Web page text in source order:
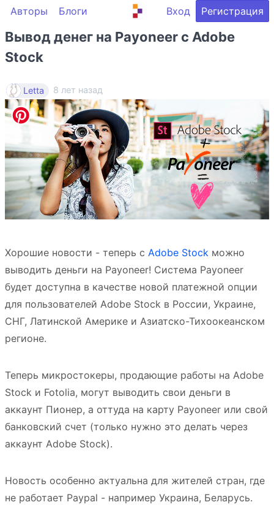
Авторы Блоги Вход Регистрация
Вывод денег на Payoneer c Adobe
Stock
Letta 8 лет назад
Хорошие новости - теперь с Adobe Stock можно
выводить деньги на Payoneer! Система Payoneer
будет доступна в качестве новой платежной опции
для пользователей Adobe Stock в России, Украине,
CНГ, Латинской Америке и Азиатско-Тихоокеанском
регионе.
Теперь микростокеры, продающие работы на Adobe
Stock и Fotolia, могут выводить свои деньги в
аккаунт Пионер, а оттуда на карту Payoneer или свой
банковский счет (только нужно это делать через
аккаунт Adobe Stock).
Новость особенно актуальна для жителей стран, где
не работает Paypal - например Украина, Беларусь.